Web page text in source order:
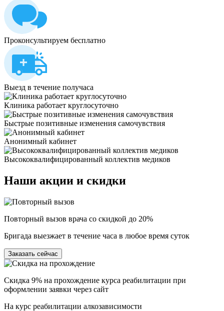
Проконсультируем бесплатно
Выезд в течение получаса
Клиника работает круглосуточно
Быстрые позитивные изменения самочувствия
Анонимный кабинет
Высококвалифицированный коллектив медиков
Наши акции и скидки
Повторный вызов врача со скидкой до 20%
Бригада выезжает в течение часа в любое время суток
Заказать сейчас
Скидка 9% на прохождение курса реабилитации при
оформлении заявки через сайт
На курс реабилитации алкозависимости